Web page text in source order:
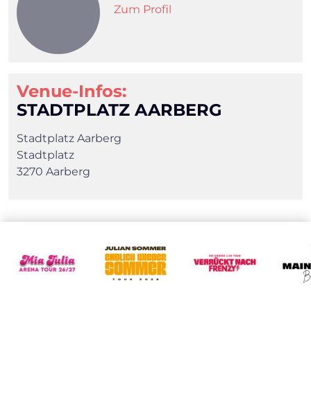
Zum Profil
Venue-Infos:
STADTPLATZ AARBERG
Stadtplatz Aarberg
Stadtplatz
3270 Aarberg